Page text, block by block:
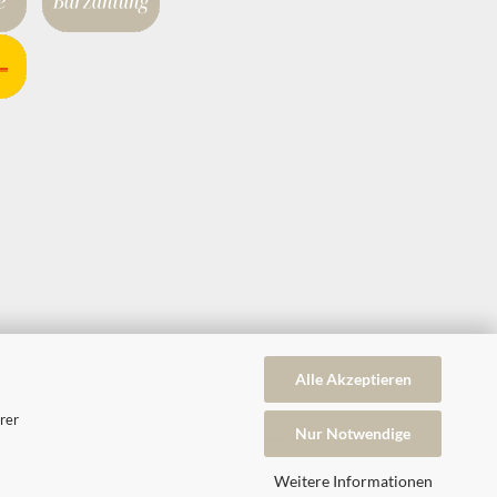
Alle Akzeptieren
Nur Notwendige
Weitere Informationen